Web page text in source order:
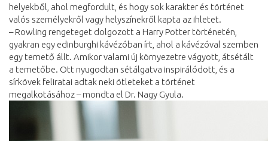
helyekből, ahol megfordult, és hogy sok karakter és történet
valós személyekről vagy helyszínekről kapta az ihletet.
– Rowling rengeteget dolgozott a Harry Potter történetén,
gyakran egy edinburghi kávézóban írt, ahol a kávézóval szemben
egy temető állt. Amikor valami új környezetre vágyott, átsétált
a temetőbe. Ott nyugodtan sétálgatva inspirálódott, és a
sírkövek feliratai adtak neki ötleteket a történet
megalkotásához – mondta el Dr. Nagy Gyula.